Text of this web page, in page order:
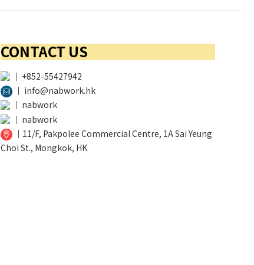
CONTACT US
│ +852-55427942
│ info@nabwork.hk
│ nabwork
│ nabwork
│ 11/F, Pakpolee Commercial Centre, 1A Sai Yeung
Choi St., Mongkok, HK